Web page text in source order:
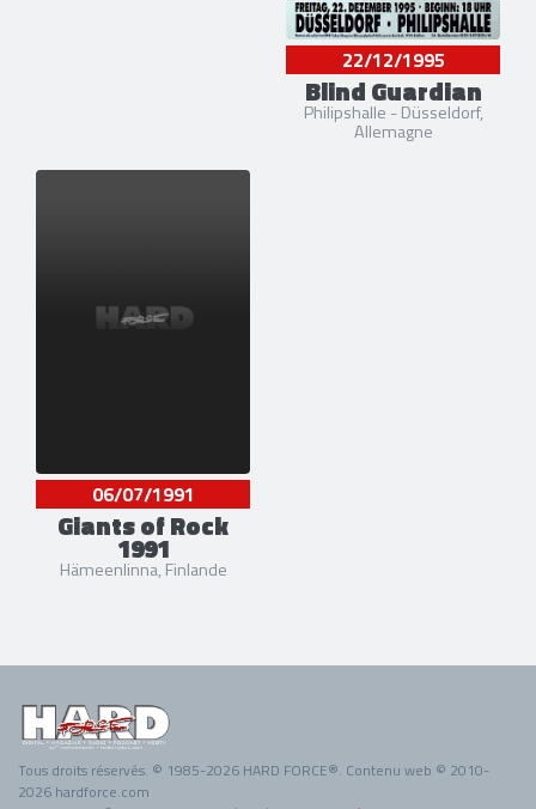
22/12/1995
Blind Guardian
Philipshalle - Düsseldorf,
Allemagne
06/07/1991
Giants of Rock
1991
Hämeenlinna, Finlande
Tous droits réservés. © 1985-2026 HARD FORCE®. Contenu web © 2010-
2026 hardforce.com